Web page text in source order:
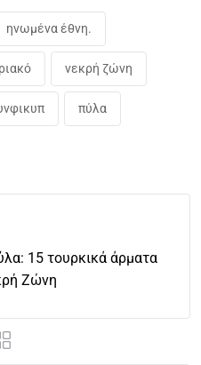
ηνωμένα έθνη.
νεκρή ζώνη
πύλα
15 τουρκικά άρματα
Ζώνη